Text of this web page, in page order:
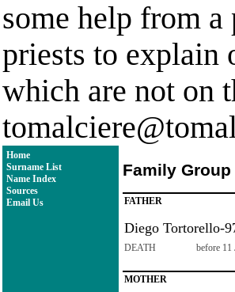
some help from
priests to explain
which are not on
Home
Surname List
Name Index
Sources
Email Us
Family Group
FATHER
Diego Tortorello-
DEATH before 11
MOTHER